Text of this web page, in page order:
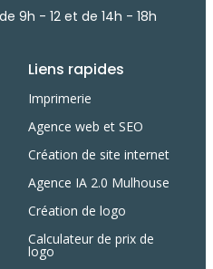
9h - 12 et de 14h - 18h
Liens rapides
Imprimerie
Agence web et SEO
Création de site internet
Agence IA 2.0 Mulhouse
Création de logo
Calculateur de prix de
logo